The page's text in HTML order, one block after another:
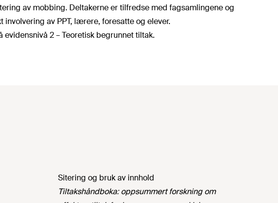
av mobbing. Deltakerne er tilfredse med fagsamlingene og
av PPT, lærere, foresatte og elever.
2 – Teoretisk begrunnet tiltak.
Sitering og bruk av innhold
Tiltakshåndboka: oppsummert forskning om